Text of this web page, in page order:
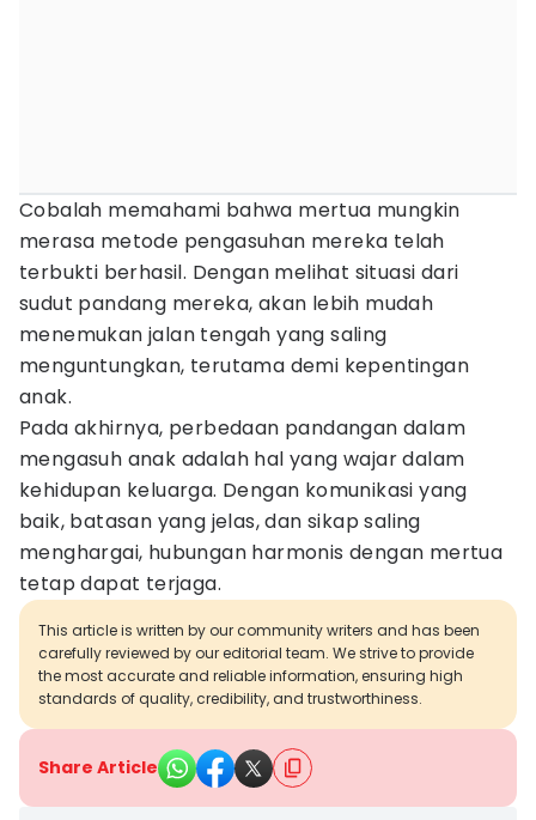
Cobalah memahami bahwa mertua mungkin
merasa metode pengasuhan mereka telah
terbukti berhasil. Dengan melihat situasi dari
sudut pandang mereka, akan lebih mudah
menemukan jalan tengah yang saling
menguntungkan, terutama demi kepentingan
anak.
Pada akhirnya, perbedaan pandangan dalam
mengasuh anak adalah hal yang wajar dalam
kehidupan keluarga. Dengan komunikasi yang
baik, batasan yang jelas, dan sikap saling
menghargai, hubungan harmonis dengan mertua
tetap dapat terjaga.
This article is written by our community writers and has been
carefully reviewed by our editorial team. We strive to provide
the most accurate and reliable information, ensuring high
standards of quality, credibility, and trustworthiness.
Share Article